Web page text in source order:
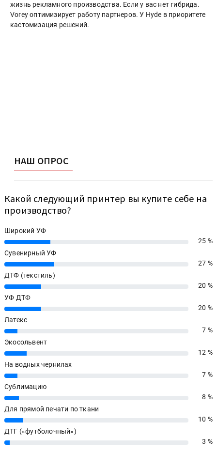
жизнь рекламного производства. Если у вас нет гибрида.
Vorey оптимизирует работу партнеров. У Hyde в приоритете
кастомизация решений.
НАШ ОПРОС
Какой следующий принтер вы купите себе на
производство?
Широкий УФ
25%
25 %
Сувенирный УФ
27%
27 %
ДТФ (текстиль)
20%
20 %
УФ ДТФ
20%
20 %
Латекс
7%
7 %
Экосольвент
12%
12 %
На водных чернилах
7%
7 %
Сублимацию
8%
8 %
Для прямой печати по ткани
10%
10 %
ДТГ («футболочный»)
3% 3 %